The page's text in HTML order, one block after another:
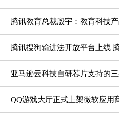
腾讯教育总裁殷宇：教育科技
腾讯搜狗输进法开放平台上线
亚马逊云科技自研芯片支持的
发布
QQ游戏大厅正式上架微软应用